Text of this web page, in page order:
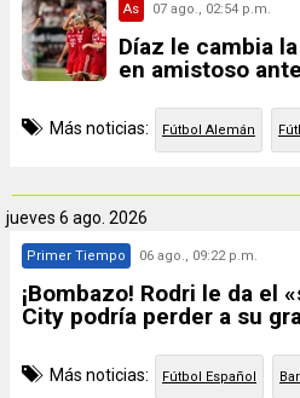
As 07 ago., 02:54 p.m.
Díaz le cambia
en amistoso
Más noticias: Fútbol Alemán
jueves 6 ago. 2026
Primer Tiempo 06 ago., 09:22 p.m.
¡Bombazo! Rodri le da el
City podría perder a su
Más noticias: Fútbol Español